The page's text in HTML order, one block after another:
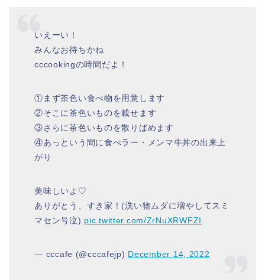
いえーい！
みんなお待ちかね
cccookingの時間だよ！
①まず茶色い食べ物を用意します
②そこに茶色いものを載せます
③さらに茶色いものを散りばめます
④あっという間に食べラー・メンマ牛丼の出来上
がり
美味しいよ♡
ありがとう、すき家！(洗い物ムダに増やしてスミ
マセン号泣) pic.twitter.com/ZrNuXRWFZI
— cccafe (@cccafejp) December 14, 2022